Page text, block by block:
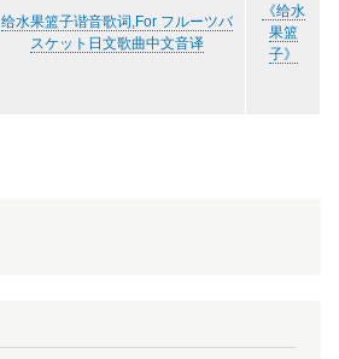
给水果篮子谐音歌词,For フルーツバ
スケット日文歌曲中文音译
《给水
果篮
子》